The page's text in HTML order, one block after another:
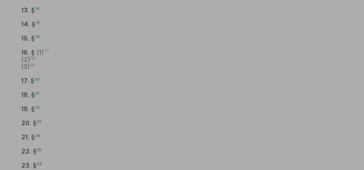
13. § 14
14. § 15
15. § 16
16. § (1) 17
(2) 18
(3) 19
17. §20
18. §21
19. §22
20. §23
21. §24
22. §25
23. §26